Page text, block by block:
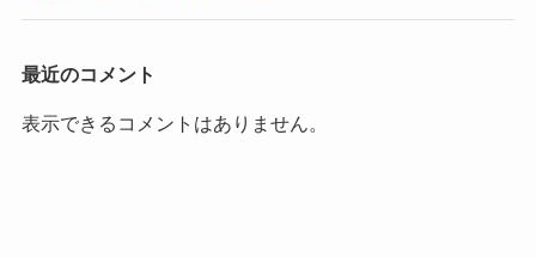
最近のコメント
表示できるコメントはありません。